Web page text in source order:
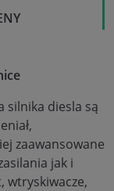
silnika diesla są
zaawansowane
jak i
wtryskiwacze,